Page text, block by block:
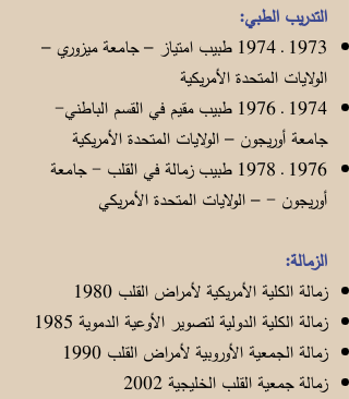
التدريب الطبي:
1973 ـ 1974 طبيب امتياز – جامعة ميزوري –
الولايات المتحدة الأمريكية
1974 ـ 1976 طبيب مقيم في القسم الباطني-
جامعة أوريجون – الولايات المتحدة الأمريكية
1976 ـ 1978 طبيب زمالة في القلب - جامعة
أوريجون - – الولايات المتحدة الأمريكي
الزمالة:
زمالة الكلية الأمريكية لأمراض القلب 1980
زمالة الكلية الدولية لتصوير الأوعية الدموية 1985
زمالة الجمعية الأوروبية لأمراض القلب 1990
زمالة جمعية القلب الخليجية 2002